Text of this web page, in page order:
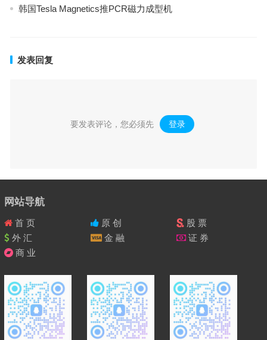
韩国Tesla Magnetics推PCR磁力成型机
发表回复
要发表评论，您必须先 登录 。
网站导航
首 页 原 创
股 票
外 汇
金 融
证 券
商 业